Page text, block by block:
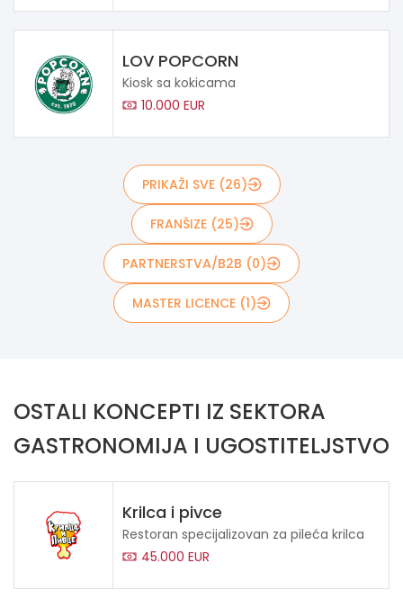
LOV POPCORN
Kiosk sa kokicama
10.000 EUR
PRIKAŽI SVE (26)
FRANŠIZE (25)
PARTNERSTVA/B2B (0)
MASTER LICENCE (1)
OSTALI KONCEPTI IZ SEKTORA
GASTRONOMIJA I UGOSTITELJSTVO
Krilca i pivce
Restoran specijalizovan za pileća krilca
45.000 EUR